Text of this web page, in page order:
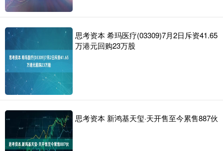
思考资本 希玛医疗(03309)7月2日斥资41.65
万港元回购23万股
思考资本 新鸿基天玺·天开售至今累售887伙